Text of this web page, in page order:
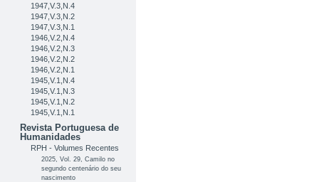
1947,V.3,N.4
1947,V.3,N.2
1947,V.3,N.1
1946,V.2,N.4
1946,V.2,N.3
1946,V.2,N.2
1946,V.2,N.1
1945,V.1,N.4
1945,V.1,N.3
1945,V.1,N.2
1945,V.1,N.1
Revista Portuguesa de
Humanidades
RPH - Volumes Recentes
2025, Vol. 29, Camilo no
segundo centenário do seu
nascimento